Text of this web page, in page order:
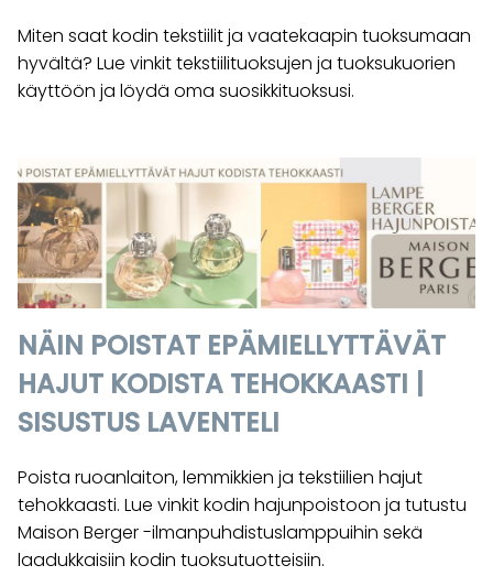
Miten saat kodin tekstiilit ja vaatekaapin tuoksumaan
hyvältä? Lue vinkit tekstiilituoksujen ja tuoksukuorien
käyttöön ja löydä oma suosikkituoksusi.
NÄIN POISTAT EPÄMIELLYTTÄVÄT
HAJUT KODISTA TEHOKKAASTI |
SISUSTUS LAVENTELI
Poista ruoanlaiton, lemmikkien ja tekstiilien hajut
tehokkaasti. Lue vinkit kodin hajunpoistoon ja tutustu
Maison Berger -ilmanpuhdistuslamppuihin sekä
laadukkaisiin kodin tuoksutuotteisiin.